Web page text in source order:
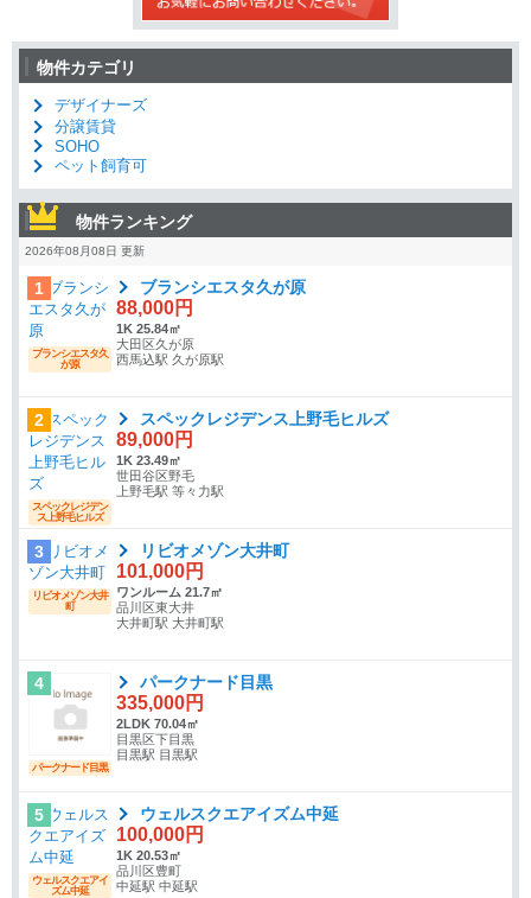
物件カテゴリ
デザイナーズ
分譲賃貸
SOHO
ペット飼育可
物件ランキング
2026年08月08日 更新
1
ブランシエスタ久
が原
ブランシエスタ久が原
88,000円
1K 25.84㎡
大田区久が原
西馬込駅 久が原駅
2
スペックレジデン
ス上野毛ヒルズ
スペックレジデンス上野毛ヒルズ
89,000円
1K 23.49㎡
世田谷区野毛
上野毛駅 等々力駅
3
リビオメゾン大井
町
リビオメゾン大井町
101,000円
ワンルーム 21.7㎡
品川区東大井
大井町駅 大井町駅
4
パークナード目黒
パークナード目黒
335,000円
2LDK 70.04㎡
目黒区下目黒
目黒駅 目黒駅
5
ウェルスクエアイ
ズム中延
ウェルスクエアイズム中延
100,000円
1K 20.53㎡
品川区豊町
中延駅 中延駅